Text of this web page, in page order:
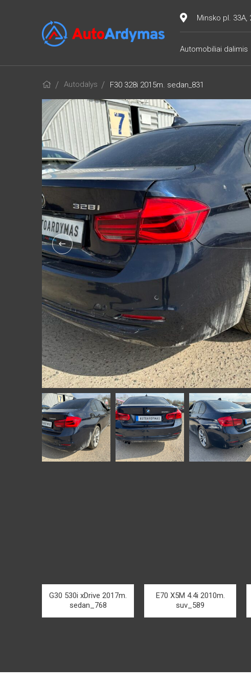
Minsko pl. 33A,
Automobiliai dalimis
Autodalys F30 328i 2015m. sedan_831
G30 530i xDrive 2017m.
sedan_768
E70 X5M 4.4i 2010m.
suv_589